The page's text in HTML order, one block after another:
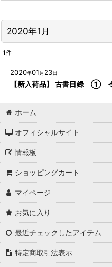
2020年1月
1件
2020年01 月 23日
【新入荷品】 古書目録 ①
ホーム
オフィシャルサイト
情報板
ショッピングカート
マイページ
お気に入り
最近チェックしたアイテム
特定商取引法表示